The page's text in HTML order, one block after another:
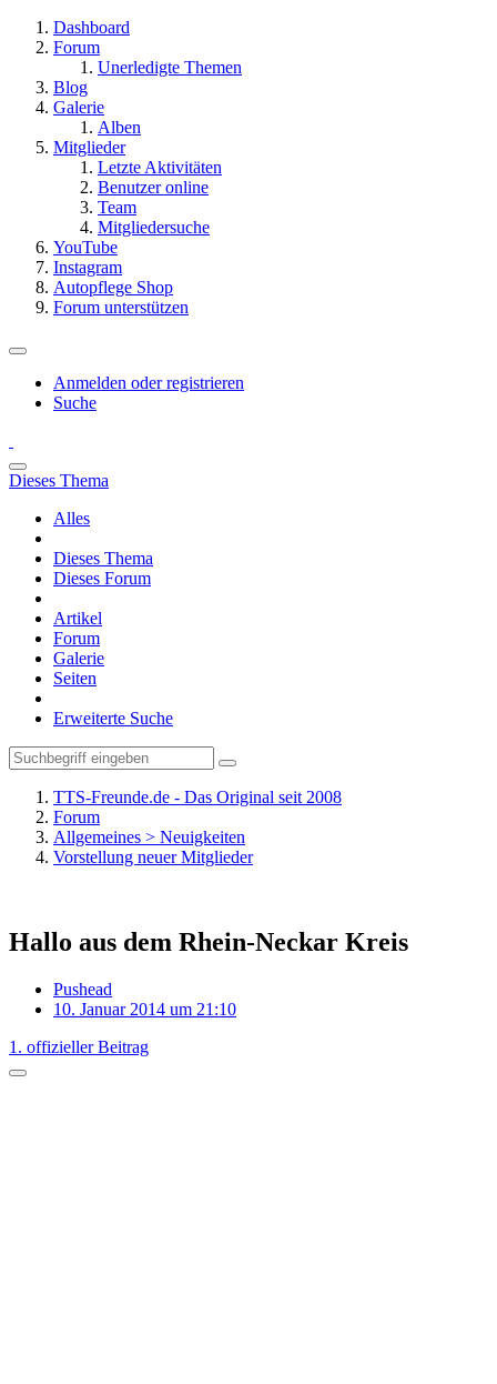
Dashboard
Forum
Unerledigte Themen
Blog
Galerie
Alben
Mitglieder
Letzte Aktivitäten
Benutzer online
Team
Mitgliedersuche
YouTube
Instagram
Autopflege Shop
Forum unterstützen
Anmelden oder registrieren
Suche
Dieses Thema
Alles
Dieses Thema
Dieses Forum
Artikel
Forum
Galerie
Seiten
Erweiterte Suche
TTS-Freunde.de - Das Original seit 2008
Forum
Allgemeines > Neuigkeiten
Vorstellung neuer Mitglieder
Hallo aus dem Rhein-Neckar Kreis
Pushead
10. Januar 2014 um 21:10
1. offizieller Beitrag